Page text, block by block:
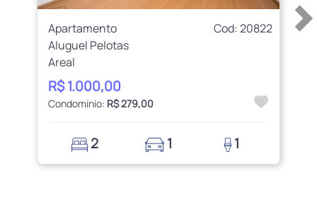
Apartamento
Cod: 20822
Aluguel Pelotas
Areal
R$ 1.000,00
Condomínio: R$ 279,00
2 1 1